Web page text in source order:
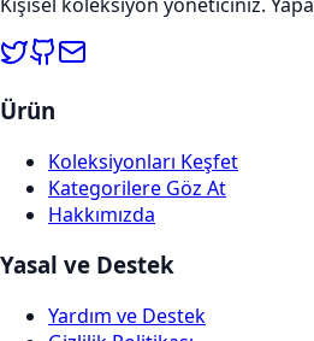
Ürün
Koleksiyonları Keşfet
Kategorilere Göz At
Hakkımızda
Yasal ve Destek
Yardım ve Destek